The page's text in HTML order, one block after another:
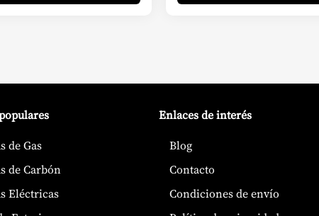
de Gas
de Carbón
Eléctricas
Enlaces de interés
Blog
Contacto
Condiciones de envío